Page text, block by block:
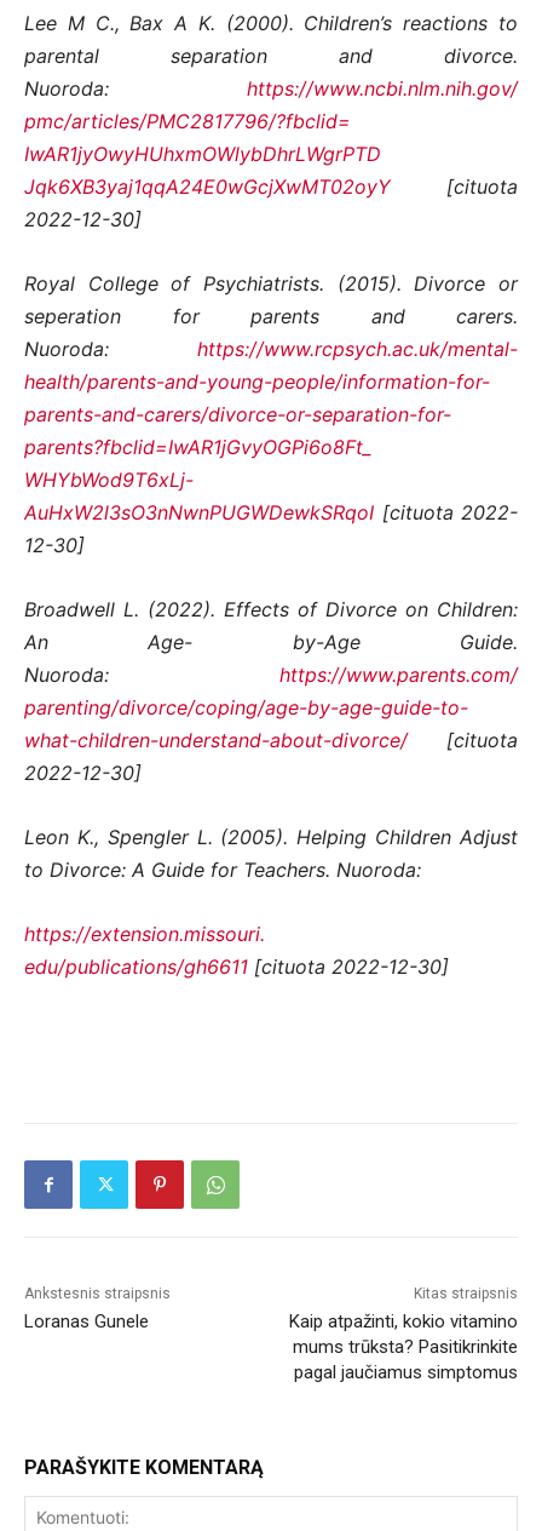
Lee M C., Bax A K. (2000). Children’s reactions to
parental separation and divorce.
Nuoroda: https://www.ncbi.nlm.nih.gov/
pmc/articles/PMC2817796/?fbclid=
IwAR1jyOwyHUhxmOWlybDhrLWgrPTD
Jqk6XB3yaj1qqA24E0wGcjXwMT02oyY[cituota
2022-12-30]
Royal College of Psychiatrists. (2015). Divorce or
seperation for parents and carers.
Nuoroda: https://www.rcpsych.ac.uk/mental-
health/parents-and-young-people/information-for-
parents-and-carers/divorce-or-separation-for-
parents?fbclid=IwAR1jGvyOGPi6o8Ft_
WHYbWod9T6xLj-
AuHxW2l3sO3nNwnPUGWDewkSRqoI [cituota 2022-
12-30]
Broadwell L. (2022). Effects of Divorce on Children:
An Age- by-Age Guide.
Nuoroda: https://www.parents.com/
parenting/divorce/coping/age-by-age-guide-to-
what-children-understand-about-divorce/[cituota
2022-12-30]
Leon K., Spengler L. (2005). Helping Children Adjust
to Divorce: A Guide for Teachers. Nuoroda:
https://extension.missouri.
edu/publications/gh6611 [cituota 2022-12-30]
Ankstesnis straipsnis
Loranas Gunele
Kitas straipsnis
Kaip atpažinti, kokio vitamino
mums trūksta? Pasitikrinkite
pagal jaučiamus simptomus
PARAŠYKITE KOMENTARĄ